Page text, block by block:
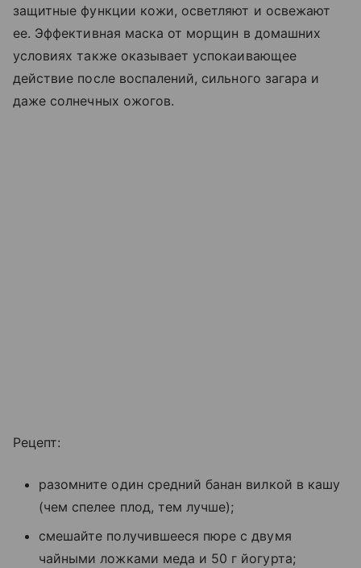
защитные функции кожи, осветляют и освежают
ее. Эффективная маска от морщин в домашних
условиях также оказывает успокаивающее
действие после воспалений, сильного загара и
даже солнечных ожогов.
Рецепт:
разомните один средний банан вилкой в кашу
(чем спелее плод, тем лучше);
смешайте получившееся пюре с двумя
чайными ложками меда и 50 г йогурта;